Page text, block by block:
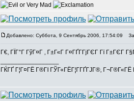
Добавлено: Суббота, 9 Сентябрь 2006, 17:54:09
Г€, ГЇГ°Г ГўГ¤Г , Г±Г«Г Г¤ГҐГ­ГјГЄГ Гї Г±ГЄГ
ГЌГҐ Г¦Г¤ГЁ Г®ГІ ГЎГ«ГЁГ¦Г­ГҐГЈГ®, Г¬Г®Г«ГЁ